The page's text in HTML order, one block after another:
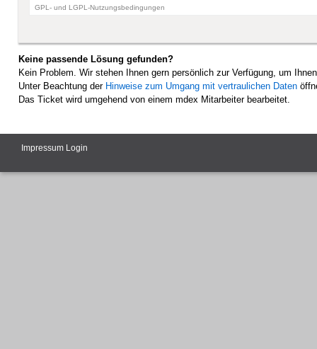
GPL- und LGPL-Nutzungsbedingungen
Keine passende Lösung gefunden?
Kein Problem. Wir stehen Ihnen gern persönlich zur Verfügung, um
Unter Beachtung der Hinweise zum Umgang mit vertraulichen Daten
Das Ticket wird umgehend von einem mdex Mitarbeiter bearbeitet.
Impressum Login